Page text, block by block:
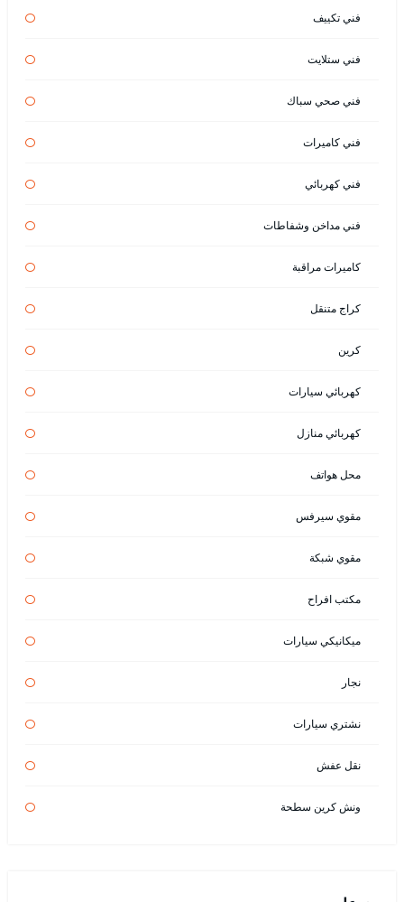
فني تكييف
فني ستلايت
فني صحي سباك
فني كاميرات
فني كهربائي
فني مداخن وشفاطات
كاميرات مراقبة
كراج متنقل
كرين
كهربائي سيارات
كهربائي منازل
محل هواتف
مقوي سيرفس
مقوي شبكة
مكتب افراح
ميكانيكي سيارات
نجار
نشتري سيارات
نقل عفش
ونش كرين سطحة